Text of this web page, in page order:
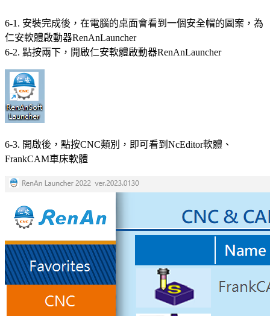
6-1. 安裝完成後，在電腦的桌面會看到一個安全帽的圖案，為
仁安軟體啟動器RenAnLauncher
6-2. 點按兩下，開啟仁安軟體啟動器RenAnLauncher
6-3. 開啟後，點按CNC類別，即可看到NcEditor軟體、
FrankCAM車床軟體